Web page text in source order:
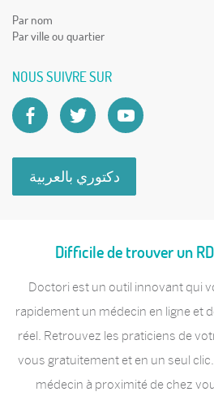
Par nom
Par ville ou quartier
NOUS SUIVRE SUR
دكتوري بالعربية
Difficile de trouver un
Doctori est un outil innovant qui
rapidement un médecin en ligne et
réel. Retrouvez les praticiens de
vous gratuitement et en un seul
médecin à proximité de chez